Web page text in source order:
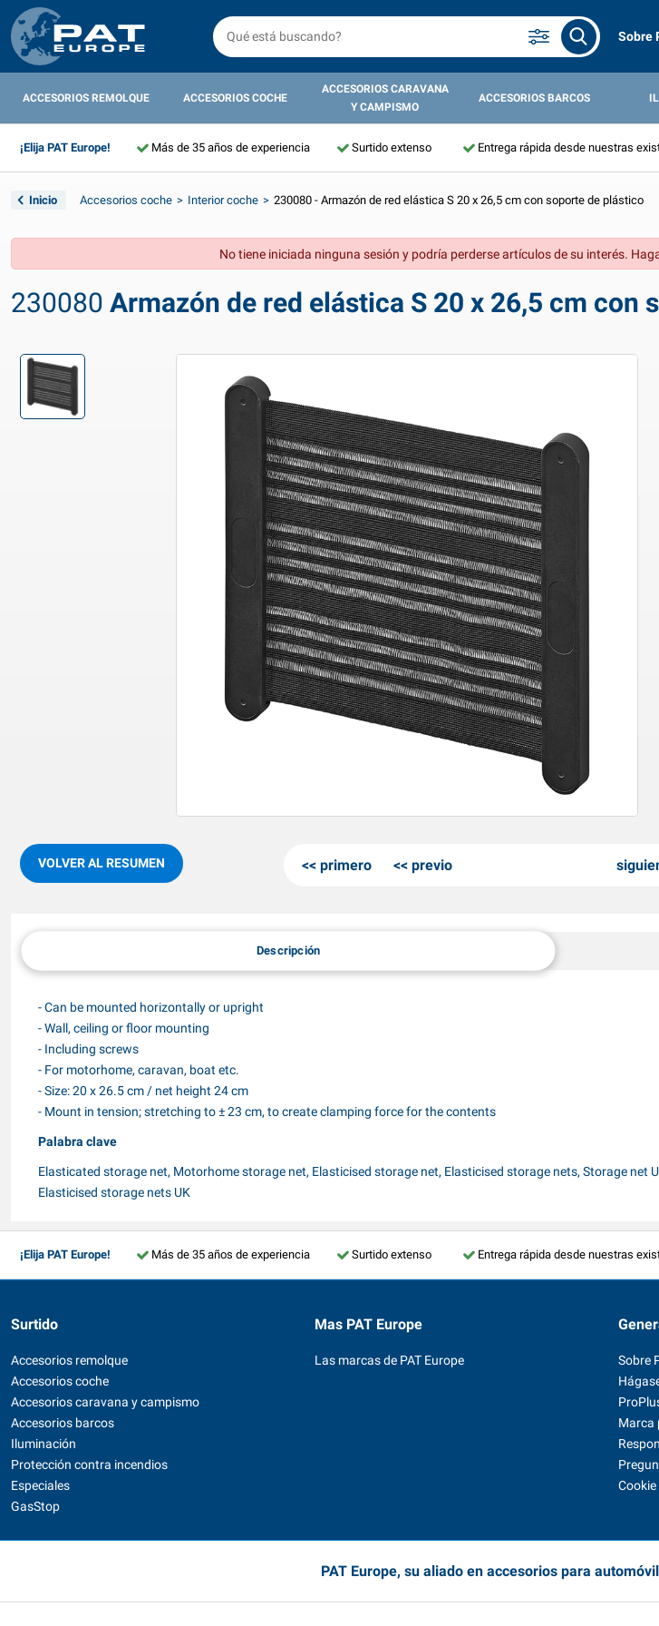
Sobre
ACCESORIOS REMOLQUE ACCESORIOS COCHE
ACCESORIOS CARAVANA
Y CAMPISMO
ACCESORIOS BARCOS
¡Elija PAT Europe! Más de 35 años de experiencia Surtido extenso Entrega rápida desde nuestras
Inicio Accesorios coche Interior coche 230080 - Armazón de red elástica S 20 x 26,5 cm con soporte de plástico
No tiene iniciada ninguna sesión y podría perderse artículos de su interés.
230080 Armazón de red elástica S 20 x 26,5 cm con
VOLVER AL RESUMEN primero previo
Descripción
- Can be mounted horizontally or upright
- Wall, ceiling or floor mounting
- Including screws
- For motorhome, caravan, boat etc.
- Size: 20 x 26.5 cm / net height 24 cm
- Mount in tension; stretching to ± 23 cm, to create clamping force for the contents
Palabra clave
Elasticated storage net, Motorhome storage net, Elasticised storage net, Elasticised storage nets, Storage net
Elasticised storage nets UK
¡Elija PAT Europe! Más de 35 años de experiencia Surtido extenso Entrega rápida desde nuestras
Surtido
Accesorios remolque
Accesorios coche
Accesorios caravana y campismo
Accesorios barcos
Iluminación
Protección contra incendios
Especiales
GasStop
Mas PAT Europe
Las marcas de PAT Europe
Sobre
Marca
PAT Europe, su aliado en accesorios para